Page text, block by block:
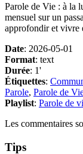
Parole de Vie : à la
mensuel sur un
approfondir et vivre
Date: 2026-05-01
Format: text
Durée: 1'
Étiquettes:
Parole, Parole de
Playlist: Parole de
Les commentaires
Tips